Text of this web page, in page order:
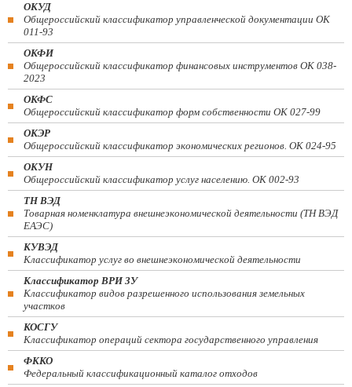
ОКУД
Общероссийский классификатор управленческой документации ОК
011-93
ОКФИ
Общероссийский классификатор финансовых инструментов OK 038-
2023
ОКФС
Общероссийский классификатор форм собственности ОК 027-99
ОКЭР
Общероссийский классификатор экономических регионов. ОК 024-95
ОКУН
Общероссийский классификатор услуг населению. ОК 002-93
ТН ВЭД
Товарная номенклатура внешнеэкономической деятельности (ТН ВЭД
ЕАЭС)
КУВЭД
Классификатор услуг во внешнеэкономической деятельности
Классификатор ВРИ ЗУ
Классификатор видов разрешенного использования земельных
участков
КОСГУ
Классификатор операций сектора государственного управления
ФККО
Федеральный классификационный каталог отходов